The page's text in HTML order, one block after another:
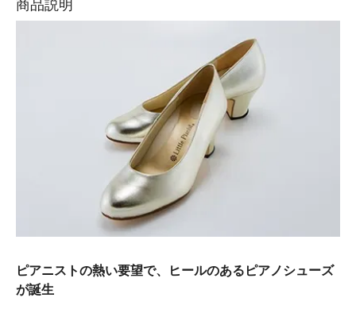
商品説明
ピアニストの熱い要望で、ヒールのあるピアノシューズ
が誕生